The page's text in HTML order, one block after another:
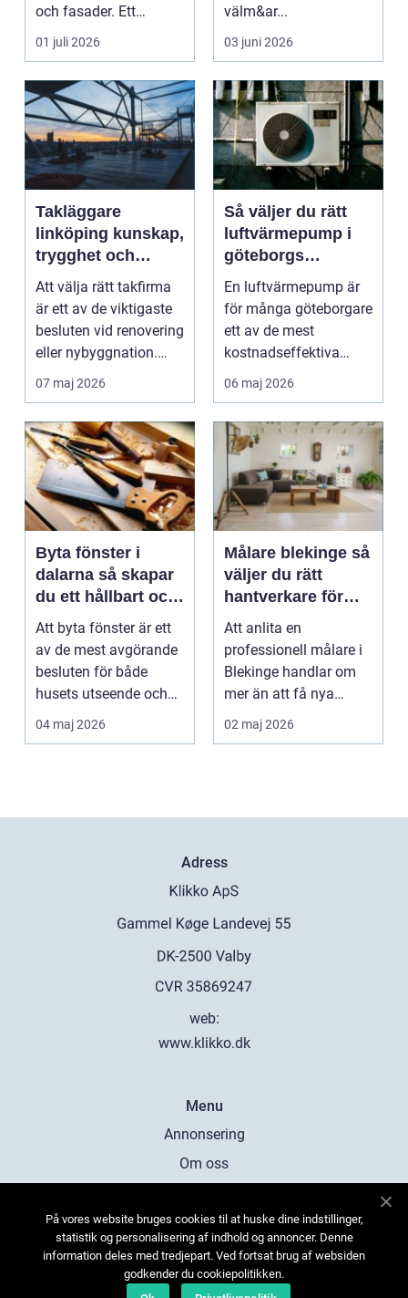
och fasader. Ett
genomtänkt
måleriarbet...
01 juli 2026
välm&ar...
03 juni 2026
Takläggare
linköping kunskap,
trygghet och
hållbara tak
Att välja rätt takfirma
är ett av de viktigaste
besluten vid renovering
eller nybyggnation.
Taket på...
07 maj 2026
Så väljer du rätt
luftvärmepump i
göteborgs
kustklimat
En luftvärmepump är
för många göteborgare
ett av de mest
kostnadseffektiva
sätten att sänka sina
upp...
06 maj 2026
Byta fönster i
dalarna så skapar
du ett hållbart och
vackert hus
Att byta fönster är ett
av de mest avgörande
besluten för både
husets utseende och
energiförbrukning...
04 maj 2026
Målare blekinge så
väljer du rätt
hantverkare för
hem och företag
Att anlita en
professionell målare i
Blekinge handlar om
mer än att få nya
färger på väggarna.
Rätt ...
02 maj 2026
Adress
web:
www.klikko.dk
Menu
Annonsering
Om oss
Kontakta oss
Sitemap
På vores website bruges cookies til at huske dine indstillinger,
statistik og personalisering af indhold og annoncer. Denne
information deles med tredjepart. Ved fortsat brug af websiden
godkender du cookiepolitikken.